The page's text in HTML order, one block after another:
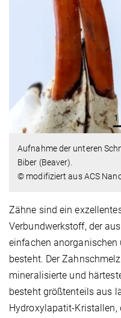
Aufnahme der unteren
Biber (Beaver).
© modifiziert aus ACS
Zähne sind ein
Verbundwerkstoff, der
einfachen
besteht. Der
mineralisierte und
besteht größtenteils aus
Hydroxylapatit-Kristallen,